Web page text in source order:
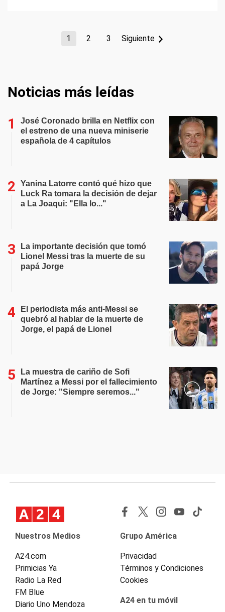
1 2 3 Siguiente
Noticias más leídas
José Coronado brilla en Netflix con
el estreno de una nueva miniserie
española de 4 capítulos
Yanina Latorre contó qué hizo que
Luck Ra tomara la decisión de dejar
a La Joaqui: "Ella lo..."
La importante decisión que tomó
Lionel Messi tras la muerte de su
papá Jorge
El periodista más anti-Messi se
quebró al hablar de la muerte de
Jorge, el papá de Lionel
La muestra de cariño de Sofi
Martínez a Messi por el fallecimiento
de Jorge: "Siempre seremos..."
Nuestros Medios
A24.com
Primicias Ya
Radio La Red
FM Blue
Diario Uno Mendoza
Grupo América
Privacidad
Términos y Condiciones
Cookies
A24 en tu móvil